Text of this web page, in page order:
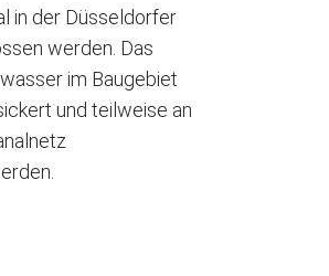
in der Düsseldorfer
werden. Das
im Baugebiet
und teilweise an